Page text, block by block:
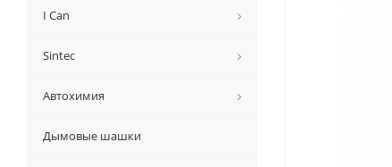
I Can
Sintec
Автохимия
Дымовые шашки